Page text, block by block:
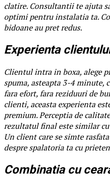
clatire. Consultantii te ajuta
optimi pentru instalatia ta.
bidoane au pret redus.
Experienta
Clientul intra in boxa, alege
spuma, asteapta 3-4 minute,
fara efort, fara reziduuri de
clienti, aceasta experienta
premium. Perceptia de
rezultatul final este similar
Un client care se simte
despre spalatoria ta cu
Combinatia cu